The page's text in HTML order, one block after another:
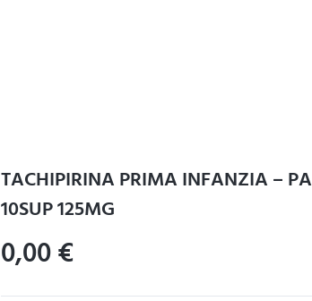
TACHIPIRINA PRIMA INFANZIA –
10SUP 125MG
0,00€